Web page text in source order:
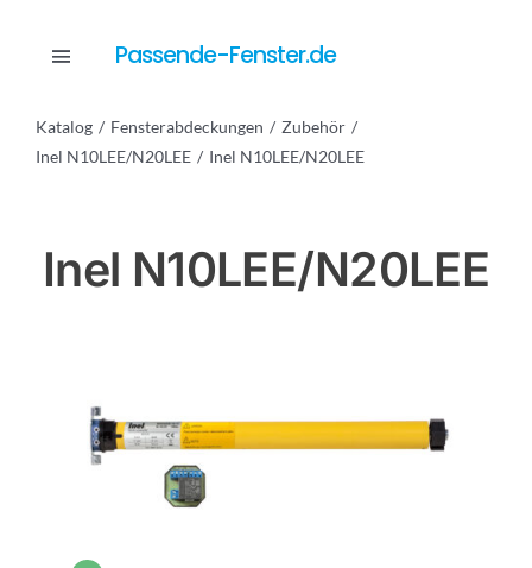
Toggle
Katalog
Passende-Fenster.de
Katalog Fensterabdeckungen
Zubehör
Inel N10LEE/N20LEE
Inel N10LEE/N20LEE
Inel N10LEE/N20LEE